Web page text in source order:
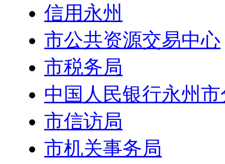
信用永州
市公共资源交易中心
市税务局
中国人民银行永州
市信访局
市机关事务局